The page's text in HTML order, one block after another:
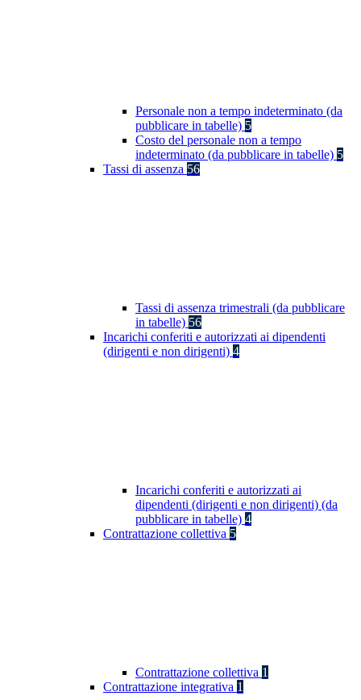
Personale non a tempo indeterminato (da
pubblicare in tabelle) 5
Costo del personale non a tempo
indeterminato (da pubblicare in tabelle) 5
Tassi di assenza 56
Tassi di assenza trimestrali (da pubblicare
in tabelle) 56
Incarichi conferiti e autorizzati ai dipendenti
(dirigenti e non dirigenti) 4
Incarichi conferiti e autorizzati ai
dipendenti (dirigenti e non dirigenti) (da
pubblicare in tabelle) 4
Contrattazione collettiva 5
Contrattazione collettiva 1
Contrattazione integrativa 1